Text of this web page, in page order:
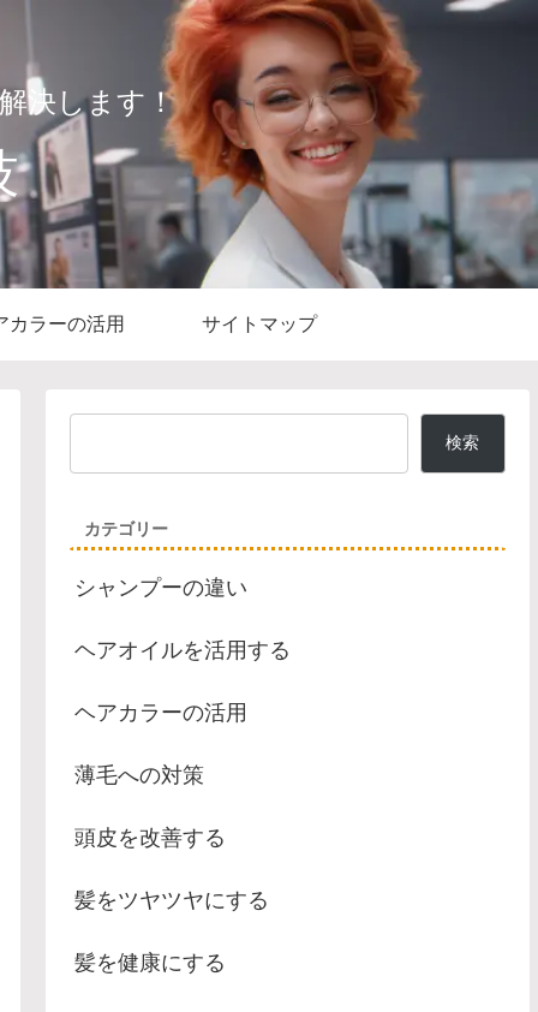
決します！
カラーの活用 サイトマップ
検索
カテゴリー
シャンプーの違い
ヘアオイルを活用する
ヘアカラーの活用
薄毛への対策
頭皮を改善する
髪をツヤツヤにする
髪を健康にする